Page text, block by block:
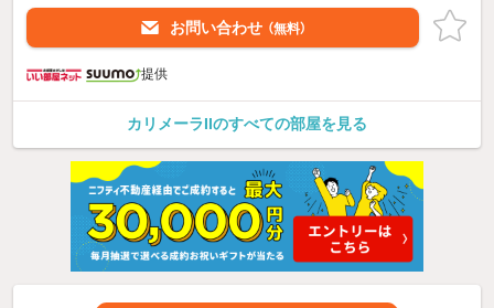
お問い合わせ （無料）
提供
カリメーラIIのすべての部屋を見る